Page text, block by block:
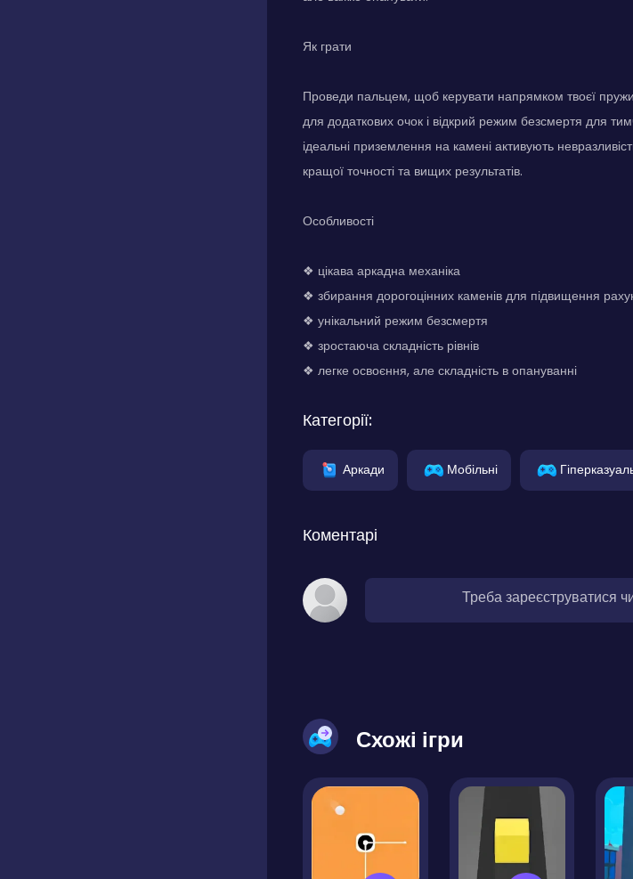
Як грати
Проведи пальцем, щоб керувати напрямком твоєї
для додаткових очок і відкрий режим безсмертя для
ідеальні приземлення на камені активують
кращої точності та вищих результатів.
Особливості
❖ цікава аркадна механіка
❖ збирання дорогоцінних каменів для підвищення
❖ унікальний режим безсмертя
❖ зростаюча складність рівнів
❖ легке освоєння, але складність в опануванні
Категорії:
Аркади Мобільні
Коментарі
Треба зареєструватися
Схожі ігри